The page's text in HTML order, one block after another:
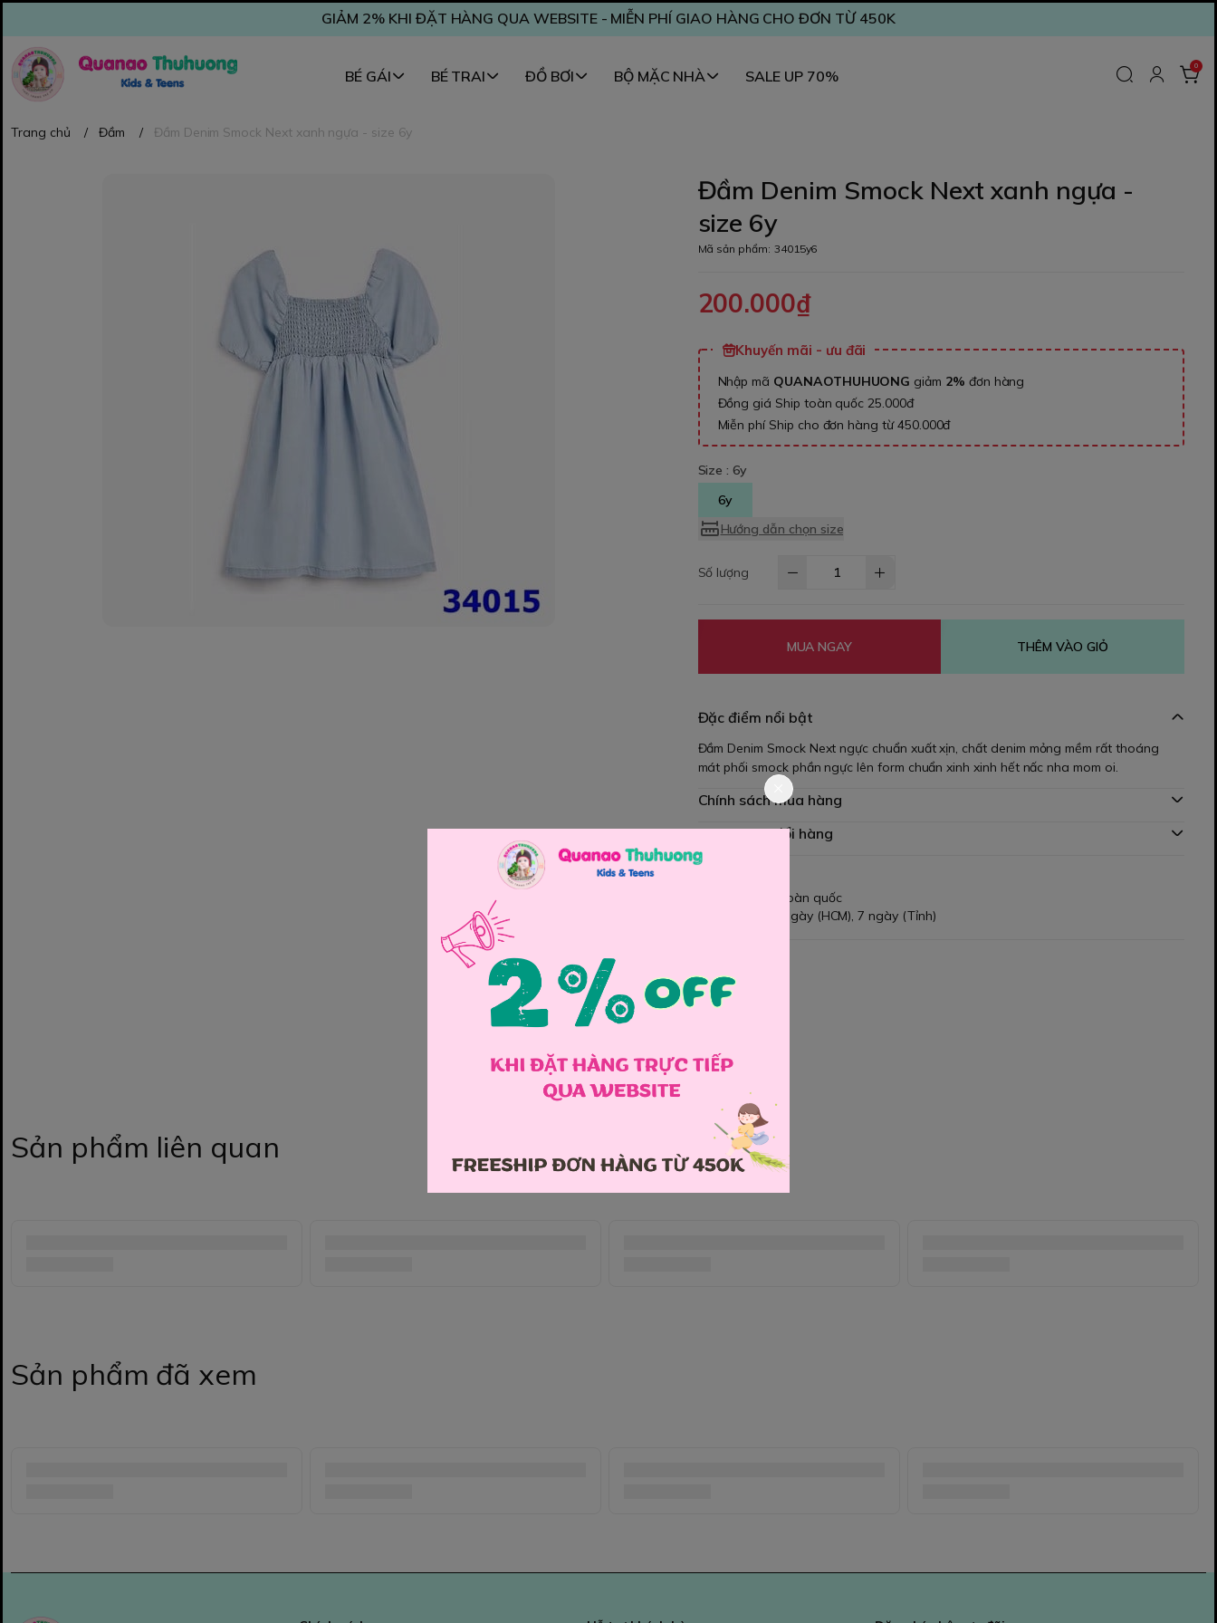
GIẢM 2% KHI ĐẶT HÀNG QUA WEBSITE - MIỄN PHÍ GIAO HÀNG CHO ĐƠN TỪ 450K
BÉ GÁI BÉ TRAI ĐỒ BƠI BỘ MẶC NHÀ SALE UP 70%
0
Trang chủ / Đầm / Đầm Denim Smock Next xanh ngựa - size 6y
Đầm Denim Smock Next xanh ngựa -
size 6y
Mã sản phẩm: 34015y6
200.000₫
Khuyến mãi - ưu đãi
Nhập mã QUANAOTHUHUONG giảm 2% đơn hàng
Đồng giá Ship toàn quốc 25.000đ
Miễn phí Ship cho đơn hàng từ 450.000đ
Size :6y
6y
Hướng dẫn chọn size
Số lượng
MUA NGAY THÊM VÀO GIỎ
Đặc điểm nổi bật
Đầm Denim Smock Next ngực chuẩn xuất xịn, chất denim mỏng mềm rất thoáng
mát phối smock phần ngực lên form chuẩn xinh xinh hết nấc nha mom oi.
Chính sách mua hàng
Chính sách đổi hàng
Giao hàng toàn quốc
Đổi hàng 3 ngày (HCM), 7 ngày (Tỉnh)
Sản phẩm liên quan
Sản phẩm đã xem